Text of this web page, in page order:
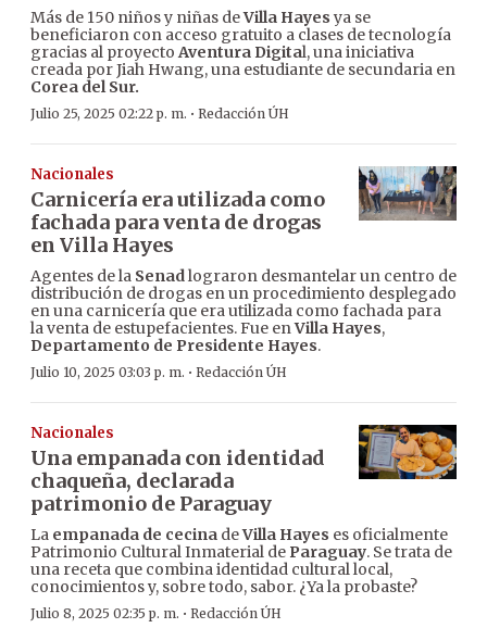
Más de 150 niños y niñas deVilla Hayes ya se
beneficiaron con acceso gratuito a clases de tecnología
gracias al proyectoAventura Digital, una iniciativa
creada por Jiah Hwang, una estudiante de secundaria en
Corea del Sur.
Julio 25, 2025 02:22 p. m. · Redacción ÚH
Nacionales
Carnicería era utilizada como
fachada para venta de drogas
en Villa Hayes
Agentes de la Senadlograron desmantelar un centro de
distribución de drogas en un procedimiento desplegado
en una carnicería que era utilizada como fachada para
la venta de estupefacientes. Fue enVilla Hayes,
Departamento de Presidente Hayes.
Julio 10, 2025 03:03 p. m. · Redacción ÚH
Nacionales
Una empanada con identidad
chaqueña, declarada
patrimonio de Paraguay
La empanada de cecina deVilla Hayes es oficialmente
Patrimonio Cultural Inmaterial de Paraguay. Se trata de
una receta que combina identidad cultural local,
conocimientos y, sobre todo, sabor. ¿Ya la probaste?
Julio 8, 2025 02:35 p. m. · Redacción ÚH